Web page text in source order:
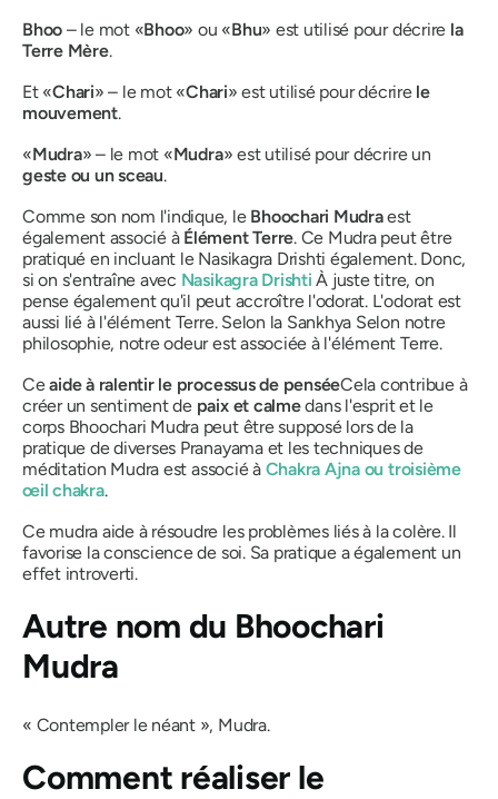
Bhoo – le mot «Bhoo» ou «Bhu» est utilisé pour décrire la
Terre Mère.
Et «Chari» – le mot «Chari» est utilisé pour décrire le
mouvement.
«Mudra» – le mot «Mudra» est utilisé pour décrire un
geste ou un sceau.
Comme son nom l'indique, le Bhoochari Mudraest
également associé à Élément Terre. Ce Mudrapeut être
pratiqué en incluant le Nasikagra Drishti également. Donc,
si on s'entraîne avec Nasikagra Drishti À juste titre, on
pense également qu'il peut accroître l'odorat. L'odorat est
aussi lié à l'élément Terre. Selon la Sankhya Selon notre
philosophie, notre odeur est associée à l'élément Terre.
Ceaide à ralentir le processus de penséeCela contribue à
créer un sentiment de paix et calmedans l'esprit et le
corps Bhoochari Mudrapeut être supposé lors de la
pratique de diverses Pranayamaet les techniques de
méditation Mudra est associé à Chakra Ajnaoutroisième
œilchakra.
Ce mudra aide à résoudre les problèmes liés à la colère. Il
favorise la conscience de soi. Sa pratique a également un
effet introverti.
Autre nom du Bhoochari
Mudra
« Contempler le néant », Mudra.
Comment réaliser le